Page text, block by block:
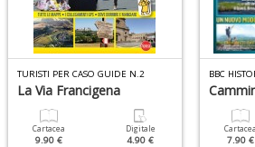
TURISTI PER CASO GUIDE N.2
La Via Francigena
Cartacea
9.90 €
Digitale
4.90 €
BBC
Cartacea
7.90 €